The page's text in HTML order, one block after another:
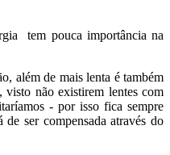
tem pouca importância na
além de mais lenta é também
não existirem lentes com
- por isso fica sempre
ser compensada através do